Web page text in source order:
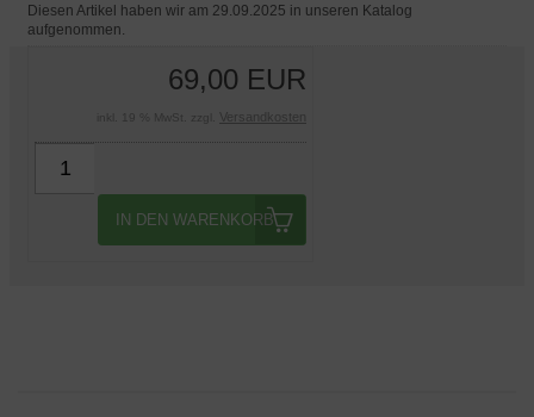
Diesen Artikel haben wir am 29.09.2025 in unseren Katalog
aufgenommen.
69,00 EUR
inkl. 19 % MwSt. zzgl. Versandkosten
IN DEN WARENKORB